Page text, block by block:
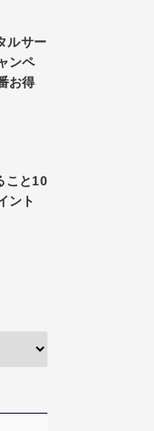
ルサー
ンペ
お得
こと10
ント